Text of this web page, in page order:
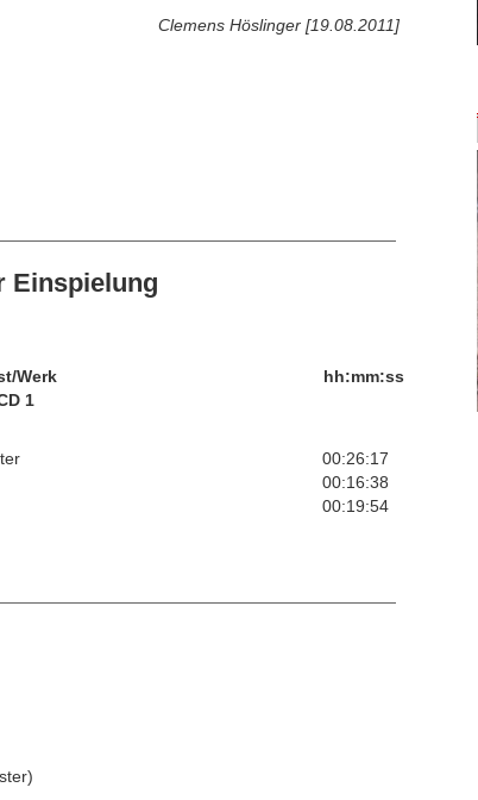
Clemens Höslinger [19.08.2011]
Einspielung
Werk
hh:mm:ss
1
00:26:17
00:16:38
00:19:54